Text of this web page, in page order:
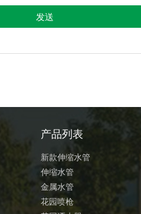
产品列表
新款伸缩水管
伸缩水管
金属水管
花园喷枪